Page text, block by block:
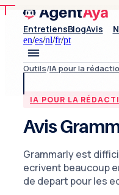
EntretiensBlogAvis
en/es/nl/fr/pt
Outils/IA pour la
IA POUR LA
Avis
Grammarly est
ecrivent beaucoup
de depart pour les